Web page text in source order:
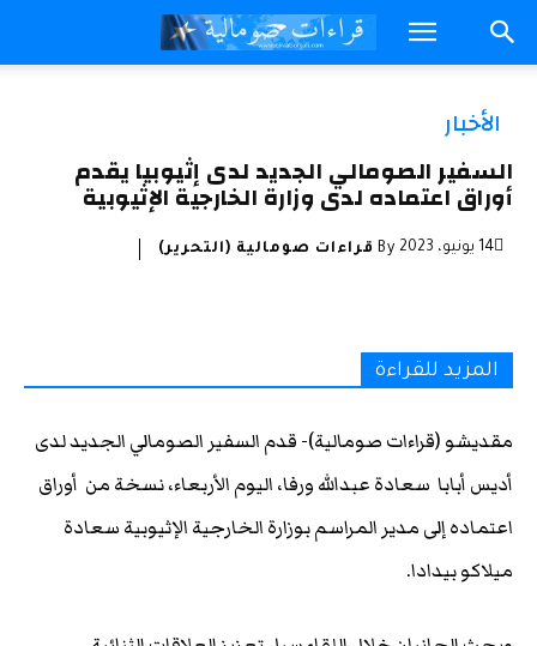
الأخبار
السفير الصومالي الجديد لدى إثيوبيا يقدم
أوراق اعتماده لدى وزارة الخارجية الإثيوبية
14 يونيو، 2023 By قراءات صومالية (التحرير)
المزيد للقراءة
مقديشو (قراءات صومالية)- قدم السفير الصومالي الجديد لدى
أديس أبابا سعادة عبدالله ورفا، اليوم الأربعاء، نسخة من أوراق
اعتماده إلى مدير المراسم بوزارة الخارجية الإثيوبية سعادة
ميلاكو بيدادا.